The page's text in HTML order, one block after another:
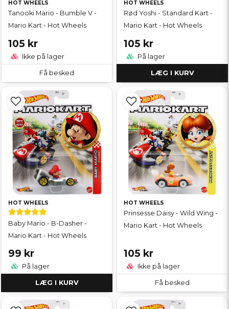
HOT WHEELS
Tanooki Mario - Bumble V -
Mario Kart - Hot Wheels
105 kr
Ikke på lager
Få besked
HOT WHEELS
Rød Yoshi - Standard Kart -
Mario Kart - Hot Wheels
105 kr
På lager
LÆG I KURV
HOT WHEELS
Baby Mario - B-Dasher -
Mario Kart - Hot Wheels
99 kr
På lager
LÆG I KURV
HOT WHEELS
Prinsesse Daisy - Wild Wing -
Mario Kart - Hot Wheels
105 kr
Ikke på lager
Få besked